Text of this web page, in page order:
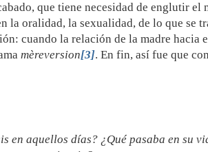
que tiene necesidad de englutir el
la oralidad, la sexualidad, de lo que se
cuando la relación de la madre hacia
mèreversion[3]. En fin, así fue que
en aquellos días? ¿Qué pasaba en su